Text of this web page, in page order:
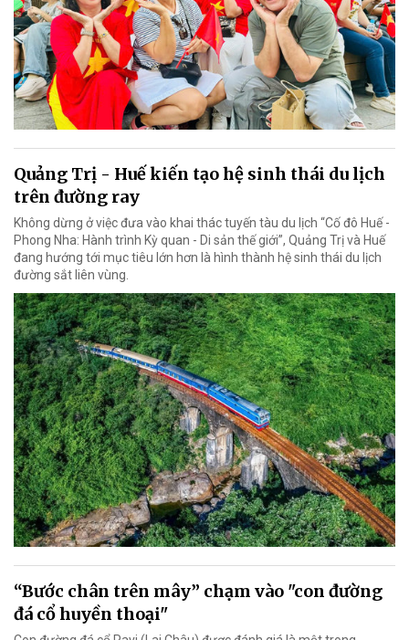
Quảng Trị - Huế kiến tạo hệ sinh thái du lịch
trên đường ray
Không dừng ở việc đưa vào khai thác tuyến tàu du lịch “Cố đô Huế -
Phong Nha: Hành trình Kỳ quan - Di sản thế giới”, Quảng Trị và Huế
đang hướng tới mục tiêu lớn hơn là hình thành hệ sinh thái du lịch
đường sắt liên vùng.
“Bước chân trên mây” chạm vào "con đường
đá cổ huyền thoại"